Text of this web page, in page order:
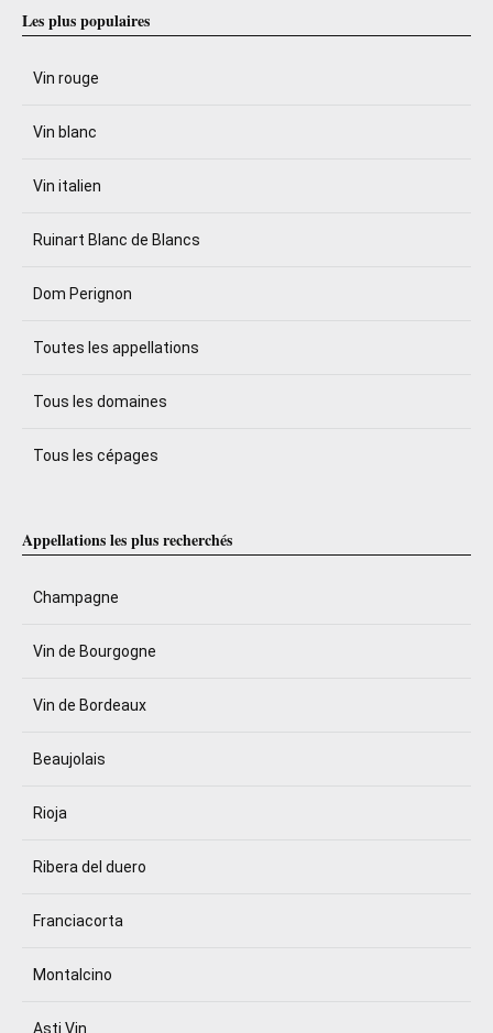
Les plus populaires
Vin rouge
Vin blanc
Vin italien
Ruinart Blanc de Blancs
Dom Perignon
Toutes les appellations
Tous les domaines
Tous les cépages
Appellations les plus recherchés
Champagne
Vin de Bourgogne
Vin de Bordeaux
Beaujolais
Rioja
Ribera del duero
Franciacorta
Montalcino
Asti Vin